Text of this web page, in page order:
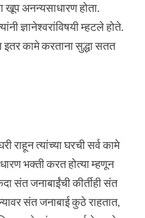
खूप अनन्यसाधारण होता.
ज्ञानेश्वरांविषयी म्हटले होते.
इतर कामे करताना सुद्धा सतत
राहून त्यांच्या घरची सर्व कामे
भक्ती करत होत्या म्हणून
संत जनाबाईंची कीर्तीही संत
संत जनाबाई कुठे राहतात,